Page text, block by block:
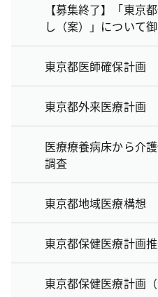
【募集終了】「東
し（案）」について
東京都医師確保計画
東京都外来医療計画
医療療養病床から介
調査
東京都地域医療構想
東京都保健医療計画
東京都保健医療計画